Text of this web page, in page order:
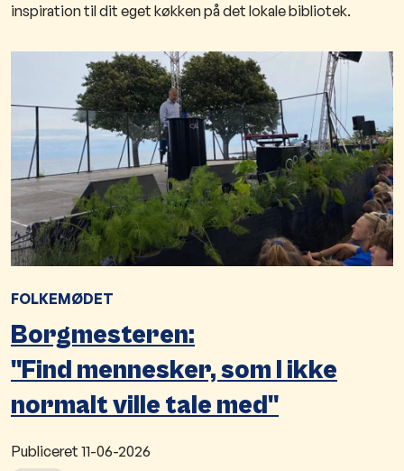
inspiration til dit eget køkken på det lokale bibliotek.
FOLKEMØDET
Borgmesteren:
"Find mennesker, som I ikke
normalt ville tale med"
Publiceret 11-06-2026